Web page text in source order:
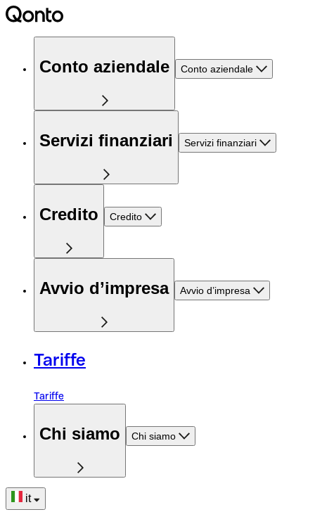
Conto aziendale Conto aziendale
Servizi finanziari Servizi finanziari
Credito Credito
Avvio d’impresa Avvio d’impresa
Tariffe
Tariffe
Chi siamo Chi siamo
it